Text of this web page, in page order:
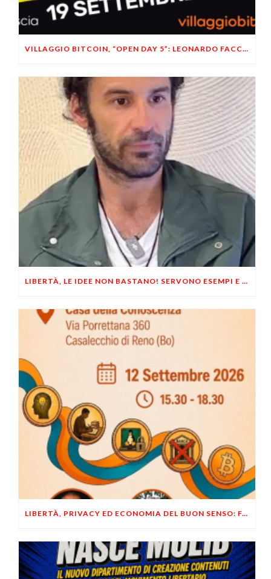
VILLAGGIO BITCOIN, “OPEN DAY 5”: LEONARDO FACCO OSPITE A BRESCIA
LIBERTÀ, LE IDEE NON BASTANO! SERVONO ESEMPI E UN PO’ DI COERENZA
LIBERTÀ, PRIVACY ED ECONOMIA DEL BUON SENSO: FACCO E MUSUMECI A CASALECCHIO DI RENO (BO)